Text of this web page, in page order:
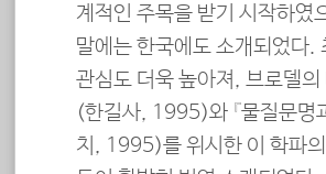
계적인 주목을 받기 시작하였
말에는 한국에도 소개되었다.
관심도 더욱 높아져, 브로델의
(한길사, 1995)와 『물질문명
치, 1995)를 위시한 이 학파